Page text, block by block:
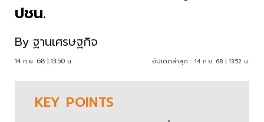
ปชน.
By ฐานเศรษฐกิจ
14 ก.ย. 68 | 13:50 น. อัปเดตล่าสุด : 14 ก.ย. 68 | 13:52 น.
KEY POINTS